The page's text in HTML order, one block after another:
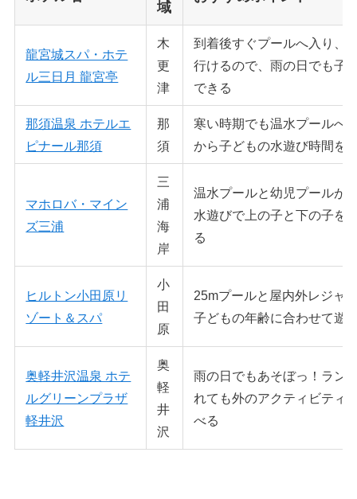
域
龍宮城スパ・ホテ
ル三日月 龍宮亭
木
更
津
到着後すぐプールへ入り、
行けるので、雨の日でも子
できる
那須温泉 ホテルエ
ピナール那須
那
須
寒い時期でも温水プールへ
から子どもの水遊び時間を
マホロバ・マイン
ズ三浦
三
浦
海
岸
温水プールと幼児プールが
水遊びで上の子と下の子を
る
ヒルトン小田原リ
ゾート＆スパ
小
田
原
25mプールと屋内外レジャ
子どもの年齢に合わせて遊
奥軽井沢温泉 ホテ
ルグリーンプラザ
軽井沢
奥
軽
井
沢
雨の日でもあそぼっ！ラン
れても外のアクティビティ
べる